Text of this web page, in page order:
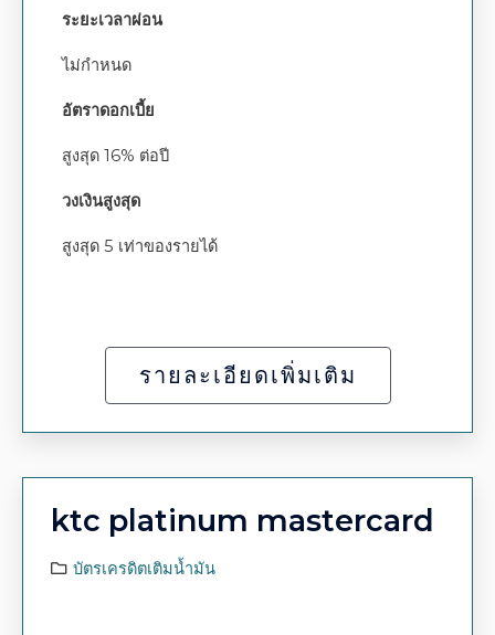
ระยะเวลาผ่อน
ไม่กำหนด
อัตราดอกเบี้ย
สูงสุด 16% ต่อปี
วงเงินสูงสุด
สูงสุด 5 เท่าของรายได้
รายละเอียดเพิ่มเติม
ktc platinum mastercard
บัตรเครดิตเติมน้ำมัน